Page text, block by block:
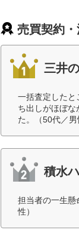
売買契約
三井
一括査定したと
ち出しがほぼ
た。（50代／男
積水
担当者の一生懸
性）